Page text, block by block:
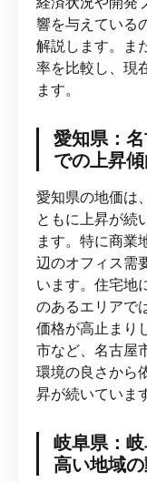
響を与えている
解説します。ま
率を比較し、現
ます。
愛知県：
での上昇傾
愛知県の地価は
ともに上昇が続
ます。特に商業
辺のオフィス需
います。住宅地
のあるエリアで
価格が高止まり
市など、名古屋
環境の良さから
昇が続いていま
岐阜県：
高い地域